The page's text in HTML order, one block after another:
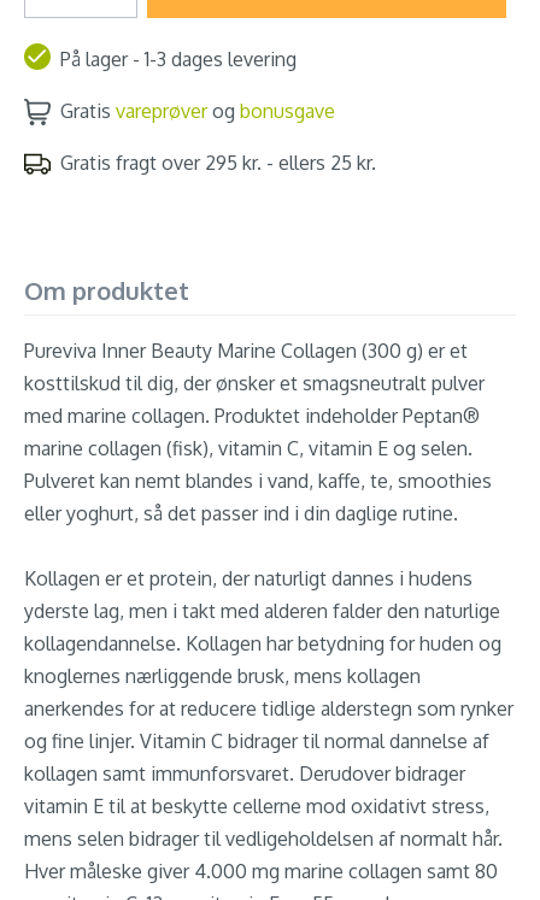
På lager - 1-3 dages levering
Gratis vareprøverog bonusgave
Gratis fragt over 295 kr. - ellers 25 kr.
Om produktet
Pureviva Inner Beauty Marine Collagen (300 g) er et
kosttilskud til dig, der ønsker et smagsneutralt pulver
med marine collagen. Produktet indeholder Peptan®
marine collagen (fisk), vitamin C, vitamin E og selen.
Pulveret kan nemt blandes i vand, kaffe, te, smoothies
eller yoghurt, så det passer ind i din daglige rutine.
Kollagen er et protein, der naturligt dannes i hudens
yderste lag, men i takt med alderen falder den naturlige
kollagendannelse. Kollagen har betydning for huden og
knoglernes nærliggende brusk, mens kollagen
anerkendes for at reducere tidlige alderstegn som rynker
og fine linjer. Vitamin C bidrager til normal dannelse af
kollagen samt immunforsvaret. Derudover bidrager
vitamin E til at beskytte cellerne mod oxidativt stress,
mens selen bidrager til vedligeholdelsen af normalt hår.
Hver måleske giver 4.000 mg marine collagen samt 80